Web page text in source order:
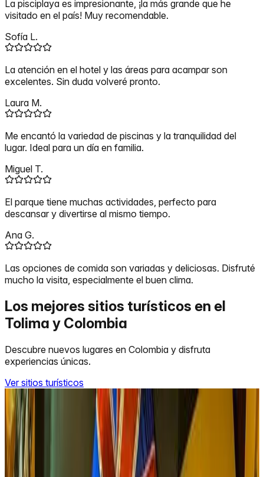
La pisciplaya es impresionante, ¡la más grande que he
visitado en el país! Muy recomendable.
Sofía L.
La atención en el hotel y las áreas para acampar son
excelentes. Sin duda volveré pronto.
Laura M.
Me encantó la variedad de piscinas y la tranquilidad del
lugar. Ideal para un día en familia.
Miguel T.
El parque tiene muchas actividades, perfecto para
descansar y divertirse al mismo tiempo.
Ana G.
Las opciones de comida son variadas y deliciosas. Disfruté
mucho la visita, especialmente el buen clima.
Los mejores sitios turísticos en el
Tolima y Colombia
Descubre nuevos lugares en Colombia y disfruta
experiencias únicas.
Ver sitios turísticos
Ibagué
Restaurante y Hospedaje Tupinamba
Restaurante y hospedaje, atendidos por sus propietarios
Manuel Espinoza y Javier Oyola, anclado a orillas del rio
combeima, rodeado de exuberante vegetación y jardines,
ofreciendo también, además de la excelente comida y